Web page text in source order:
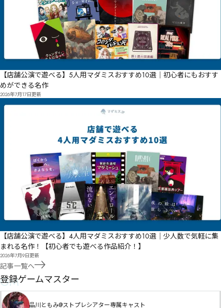
【店舗公演で遊べる】5人用マダミスおすすめ10選｜初心者にもおすす
めができる名作
2026年7月17日更新
【店舗公演で遊べる】4人用マダミスおすすめ10選｜少人数で気軽に集
まれる名作！【初心者でも遊べる作品紹介！】
2026年7月9日更新
記事一覧へ
GM
登録ゲームマスター
品川ともみ@ストプレシアター専属キャスト